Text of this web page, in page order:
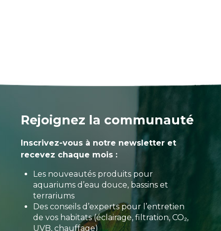
Rejoignez la communauté
Inscrivez-vous à notre newsletter et
recevez chaque mois :
Les nouveautés produits pour
aquariums d’eau douce, bassins et
terrariums
Des conseils d’experts pour l’entretien
de vos habitats (éclairage, filtration, CO₂,
UVB, chauffage)